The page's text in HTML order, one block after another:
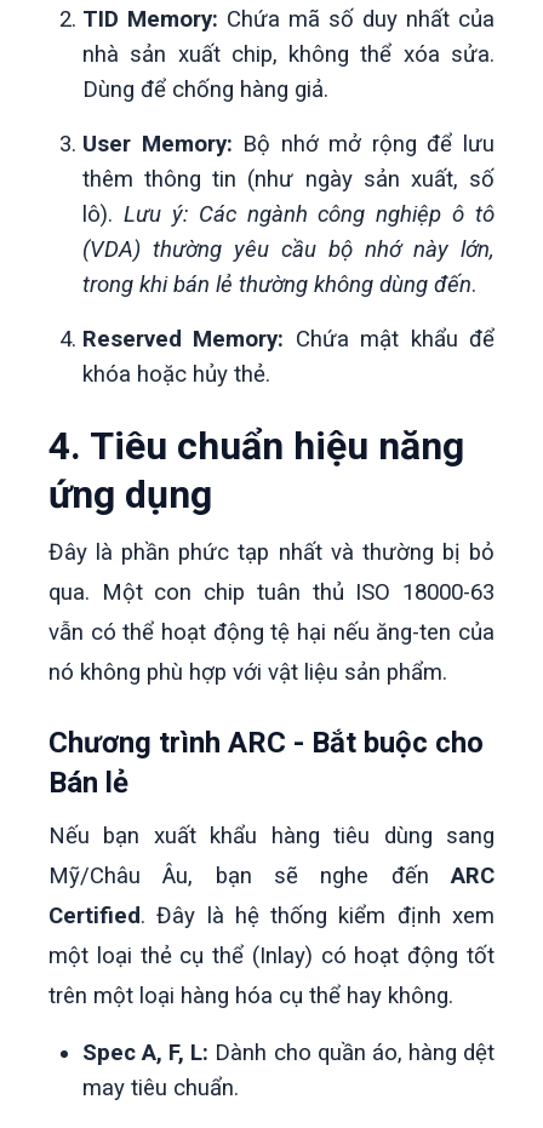
TID Memory: Chứa mã số duy nhất của
nhà sản xuất chip, không thể xóa sửa.
Dùng để chống hàng giả.
User Memory: Bộ nhớ mở rộng để lưu
thêm thông tin (như ngày sản xuất, số
lô). Lưu ý: Các ngành công nghiệp ô tô
(VDA) thường yêu cầu bộ nhớ này lớn,
trong khi bán lẻ thường không dùng đến.
Reserved Memory: Chứa mật khẩu để
khóa hoặc hủy thẻ.
4. Tiêu chuẩn hiệu năng
ứng dụng
Đây là phần phức tạp nhất và thường bị bỏ
qua. Một con chip tuân thủ ISO 18000-63
vẫn có thể hoạt động tệ hại nếu ăng-ten của
nó không phù hợp với vật liệu sản phẩm.
Chương trình ARC - Bắt buộc cho
Bán lẻ
Nếu bạn xuất khẩu hàng tiêu dùng sang
Mỹ/Châu Âu, bạn sẽ nghe đếnARC
Certified. Đây là hệ thống kiểm định xem
một loại thẻ cụ thể (Inlay) có hoạt động tốt
trên một loại hàng hóa cụ thể hay không.
Spec A, F, L: Dành cho quần áo, hàng dệt
may tiêu chuẩn.